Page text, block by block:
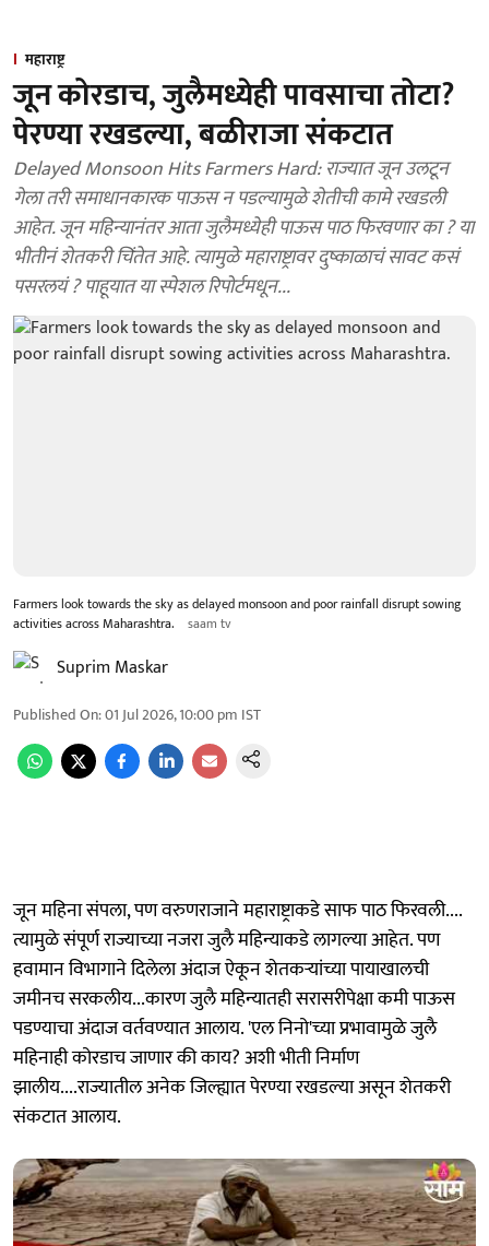
महाराष्ट्र
जून कोरडाच, जुलैमध्येही पावसाचा तोटा?
पेरण्या रखडल्या, बळीराजा संकटात
Delayed Monsoon Hits Farmers Hard: राज्यात जून उलटून
गेला तरी समाधानकारक पाऊस न पडल्यामुळे शेतीची कामे रखडली
आहेत. जून महिन्यानंतर आता जुलैमध्येही पाऊस पाठ फिरवणार का ? या
भीतीनं शेतकरी चिंतेत आहे. त्यामुळे महाराष्ट्रावर दुष्काळाचं सावट कसं
पसरलयं ? पाहूयात या स्पेशल रिपोर्टमधून...
Farmers look towards the sky as delayed monsoon and poor rainfall disrupt sowing
activities across Maharashtra.
saam tv
Suprim Maskar
Published On:01 Jul 2026, 10:00 pm IST
जून महिना संपला, पण वरुणराजाने महाराष्ट्राकडे साफ पाठ फिरवली....
त्यामुळे संपूर्ण राज्याच्या नजरा जुलै महिन्याकडे लागल्या आहेत. पण
हवामान विभागाने दिलेला अंदाज ऐकून शेतकऱ्यांच्या पायाखालची
जमीनच सरकलीय...कारण जुलै महिन्यातही सरासरीपेक्षा कमी पाऊस
पडण्याचा अंदाज वर्तवण्यात आलाय. 'एल निनो'च्या प्रभावामुळे जुलै
महिनाही कोरडाच जाणार की काय? अशी भीती निर्माण
झालीय....राज्यातील अनेक जिल्ह्यात पेरण्या रखडल्या असून शेतकरी
संकटात आलाय.